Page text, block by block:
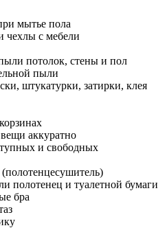
мытье пола
чехлы с мебели
потолок, стены и пол
пыли
штукатурки, затирки, клея
аккуратно
и свободных
полотенец и туалетной бумаги
бра